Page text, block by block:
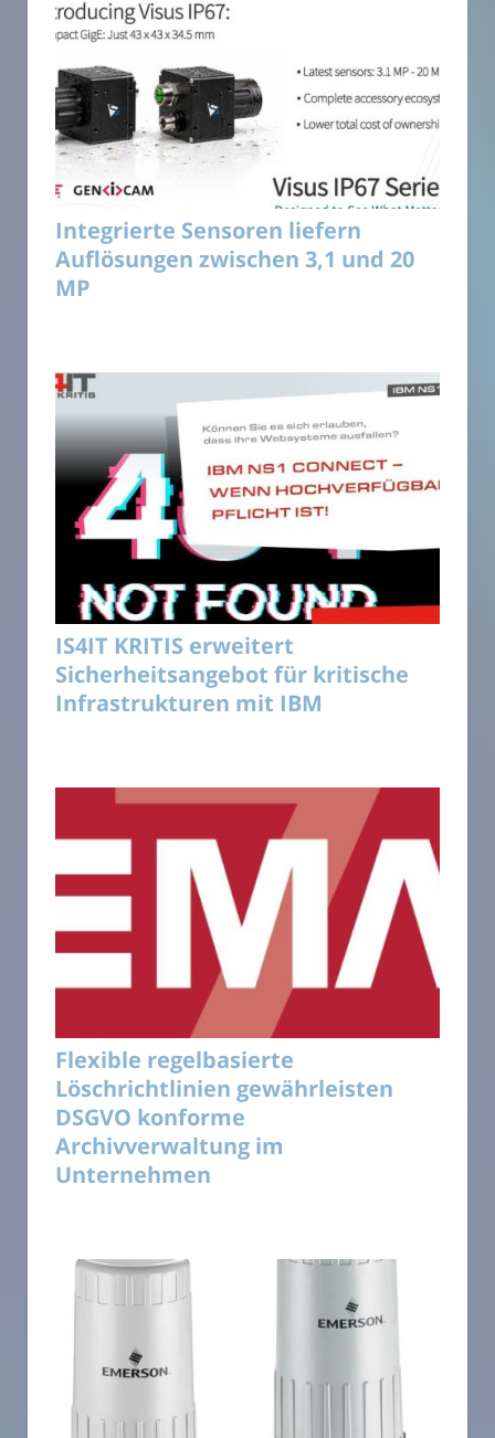
Integrierte Sensoren liefern
Auflösungen zwischen 3,1 und 20
MP
IS4IT KRITIS erweitert
Sicherheitsangebot für kritische
Infrastrukturen mit IBM
Flexible regelbasierte
Löschrichtlinien gewährleisten
DSGVO konforme
Archivverwaltung im
Unternehmen